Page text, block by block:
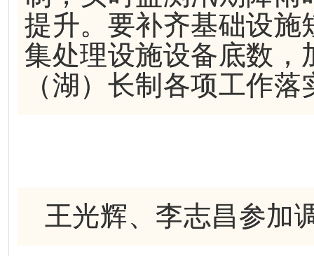
提升。要补齐基础设
集处理设施设备底数
（湖）长制各项工作
王光辉、李志昌参加